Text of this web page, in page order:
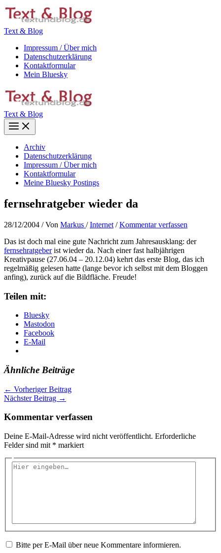
Zum
Inhalt
Text & Blog
Impressum / Über mich
Datenschutzerklärung
Kontaktformular
Mein Bluesky
Text & Blog
Main
Menu
Archiv
Datenschutzerklärung
Impressum / Über mich
Kontaktformular
Meine Bluesky Postings
fernsehratgeber wieder da
28/12/2004 / Von Markus /Internet /Kommentar verfassen
Das ist doch mal eine gute Nachricht zum Jahresausklang: der
fernsehratgeberist wieder da. Nach einer fast halbjährigen
Kreativpause (27.06.04 – 20.12.04) kehrt das erste Blog, das ich
regelmäßig gelesen hatte (lange bevor ich selbst mit dem Bloggen
anfing), zurück auf die Bildfläche. Freude!
Teilen mit:
Bluesky
Mastodon
Facebook
E-Mail
Ähnliche Beiträge
← Vorheriger Beitrag
Nächster Beitrag →
Kommentar verfassen
Deine E-Mail-Adresse wird nicht veröffentlicht. Erforderliche
Felder sind mit * markiert
Hier
Bitte per E-Mail über neue Kommentare informieren.